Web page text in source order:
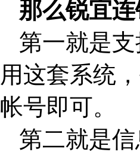
那么锐宜
第一就是
用这套系统
帐号即可。
第二就是